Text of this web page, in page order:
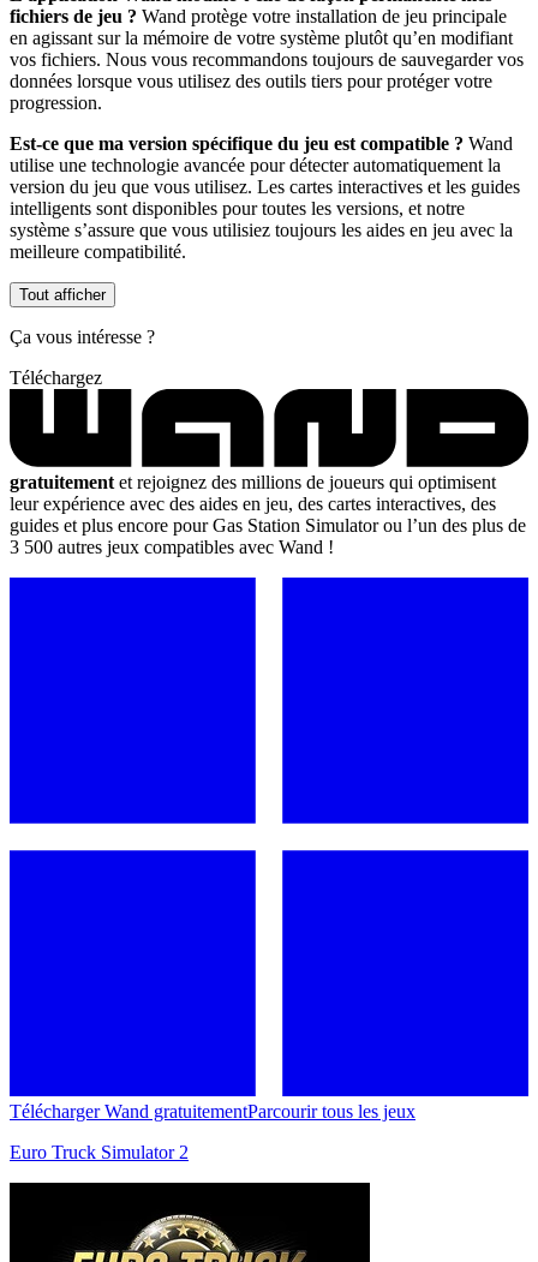
fichiers de jeu ? Wand protège votre installation de jeu principale
en agissant sur la mémoire de votre système plutôt qu’en modifiant
vos fichiers. Nous vous recommandons toujours de sauvegarder vos
données lorsque vous utilisez des outils tiers pour protéger votre
progression.
Est-ce que ma version spécifique du jeu est compatible ? Wand
utilise une technologie avancée pour détecter automatiquement la
version du jeu que vous utilisez. Les cartes interactives et les guides
intelligents sont disponibles pour toutes les versions, et notre
système s’assure que vous utilisiez toujours les aides en jeu avec la
meilleure compatibilité.
Tout afficher
Ça vous intéresse ?
Téléchargez
gratuitement et rejoignez des millions de joueurs qui optimisent
leur expérience avec des aides en jeu, des cartes interactives, des
guides et plus encore pour Gas Station Simulator ou l’un des plus de
3 500 autres jeux compatibles avec Wand !
Télécharger Wand gratuitementParcourir tous les jeux
Euro Truck Simulator 2